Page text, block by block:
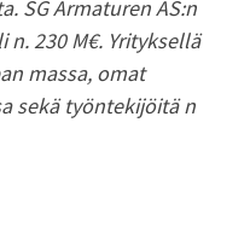
SG Armaturen AS:n
230 M€. Yrityksellä
massa, omat
sekä työntekijöitä n